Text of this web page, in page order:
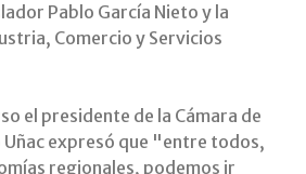
Pablo García Nieto y la
Comercio y Servicios
el presidente de la Cámara de
expresó que "entre todos,
regionales, podemos ir